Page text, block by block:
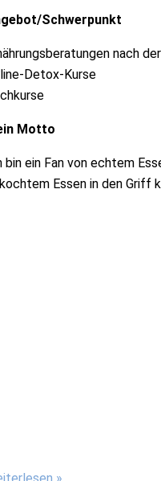
Schwerpunkt
nach
Detox-Kurse
Motto
bin ein Fan von echtem
Essen in den Griff